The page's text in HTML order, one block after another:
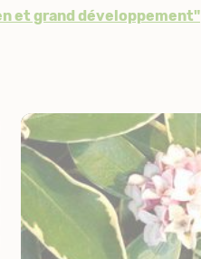
et grand développement"